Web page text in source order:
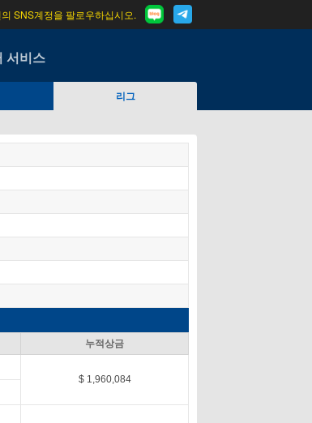
SNS계정을 팔로우하십시오.
서비스
리그
누적상금
$ 1,960,084